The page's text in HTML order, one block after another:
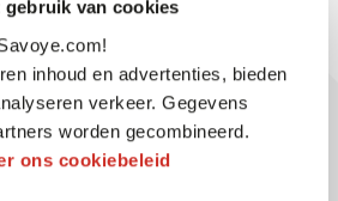
gebruik van cookies
inhoud en advertenties, bieden
verkeer. Gegevens
worden gecombineerd.
ons cookiebeleid
shuttlesysteem (goods-to-
ambitie was om een
in een duurzame technologie,
ROI. Daarom hebben
gedaan naar alle